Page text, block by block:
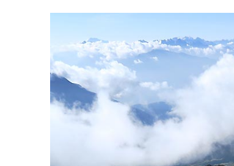
Im Tourenarchiv
Land:
Region: